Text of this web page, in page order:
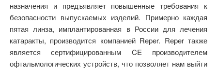
назначения и предъявляет повышенные требования к
безопасности выпускаемых изделий. Примерно каждая
пятая линза, имплантированная в России для лечения
катаракты, производится компанией Reper. Reper также
является сертифицированным CE производителем
офтальмологических устройств, что позволяет нам выйти